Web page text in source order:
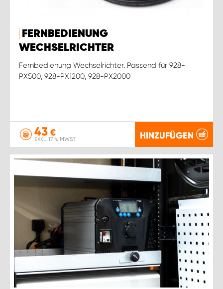
FERNBEDIENUNG
WECHSELRICHTER
Fernbedienung Wechselrichter. Passend für 928-
PX500, 928-PX1200, 928-PX2000
43 €
EXKL. 17 % MWST. HINZUFÜGEN